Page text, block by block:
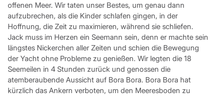
offenen Meer. Wir taten unser Bestes, um genau dann
aufzubrechen, als die Kinder schlafen gingen, in der
Hoffnung, die Zeit zu maximieren, während sie schliefen.
Jack muss im Herzen ein Seemann sein, denn er machte sein
längstes Nickerchen aller Zeiten und schien die Bewegung
der Yacht ohne Probleme zu genießen. Wir legten die 18
Seemeilen in 4 Stunden zurück und genossen die
atemberaubende Aussicht auf Bora Bora. Bora Bora hat
kürzlich das Ankern verboten, um den Meeresboden zu